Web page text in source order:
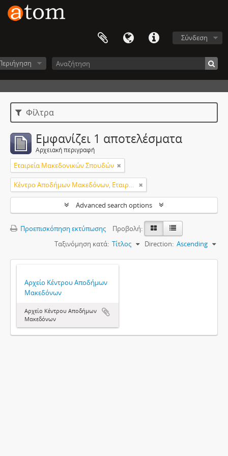
Σύνδεση
Φίλτρα
Εμφανίζει 1 αποτελέσματα
Αρχειακή περιγραφή
Εταιρεία Μακεδονικών Σπουδών
Κέντρο Αποδήμων Μακεδόνων, Εταιρεία Μακεδονικών Σπουδών.
Advanced search options
Προεπισκόπηση εκτύπωσης
Προβολή:
Ταξινόμηση κατά: Τίτλος Direction: Ascending
Αρχείο Κέντρου Αποδήμων
Μακεδόνων
Αρχείο Κέντρου Αποδήμων
Μακεδόνων